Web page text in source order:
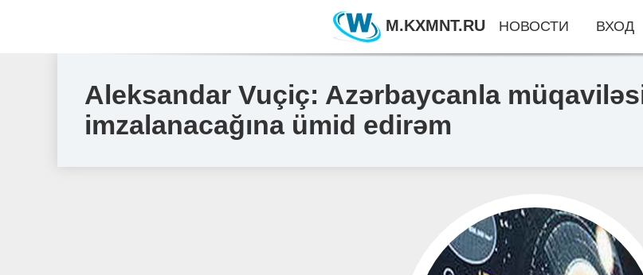
Aleksandar Vuçiç: Azərbaycanla
imzalanacağına ümid edirəm
M.KXMNT.RU НОВОСТИ ВХОД